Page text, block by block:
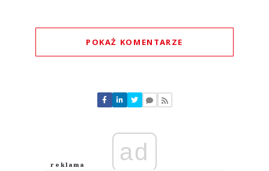
POKAŻ KOMENTARZE
Nie znaleziono komentarzy
Zostaw swoje komentarze
Anuluj
ad